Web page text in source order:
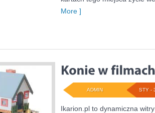
More ]
STY -
ADMIN
Ikarion.pl to dynamiczna